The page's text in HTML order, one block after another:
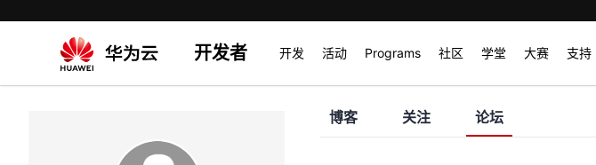
开发者 开发 活动 Programs 社区 学堂 大赛 支持
博客 关注 论坛